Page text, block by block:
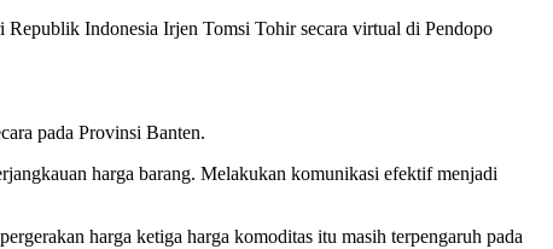
Indonesia Irjen Tomsi Tohir secara virtual di Pendopo
pada Provinsi Banten.
harga barang. Melakukan komunikasi efektif menjadi
harga ketiga harga komoditas itu masih terpengaruh pada